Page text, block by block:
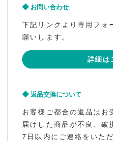
お問い合わせ
下記リンクより専用フォ
願いします。
詳細は
返品交換について
お客様ご都合の返品はお
届けした商品が不良、破
7日以内にご連絡をいた